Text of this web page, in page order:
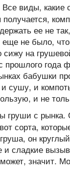
виды, какие
ее не
не было,
на
года
бабушки
сушу, и
и не
с рынка.
сорта,
он
сладкие
значит.